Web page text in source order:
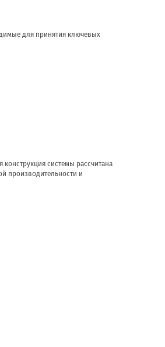
для принятия ключевых
системы рассчитана
производительности и